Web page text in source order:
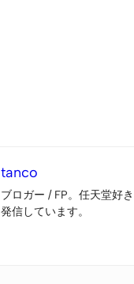
tanco
ブロガー / FP。任天堂好
発信しています。